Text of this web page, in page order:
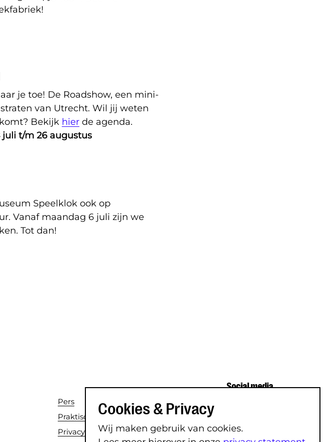
Cookies & Privacy
Wij maken gebruik van cookies.
je toe! De Roadshow, een mini-
van Utrecht. Wil jij weten
Bekijk hierde agenda.
juli t/m 26 augustus
Speelklok ook op
Vanaf maandag 6 juli zijn we
Tot dan!
Pers
Praktische info
Privacy statement
Social media
YouTube